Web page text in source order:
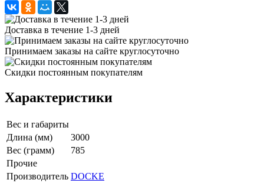
Доставка в течение 1-3 дней
Принимаем заказы на сайте круглосуточно
Скидки постоянным покупателям
Характеристики
Вес и габариты
Длина (мм)
3000
Вес (грамм)
785
Прочие
Производитель DOCKE